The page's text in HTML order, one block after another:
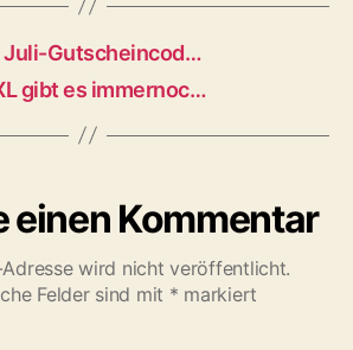
Juli-Gutscheincod…
gibt es immernoc…
einen Kommentar
wird nicht veröffentlicht.
Felder sind mit * markiert